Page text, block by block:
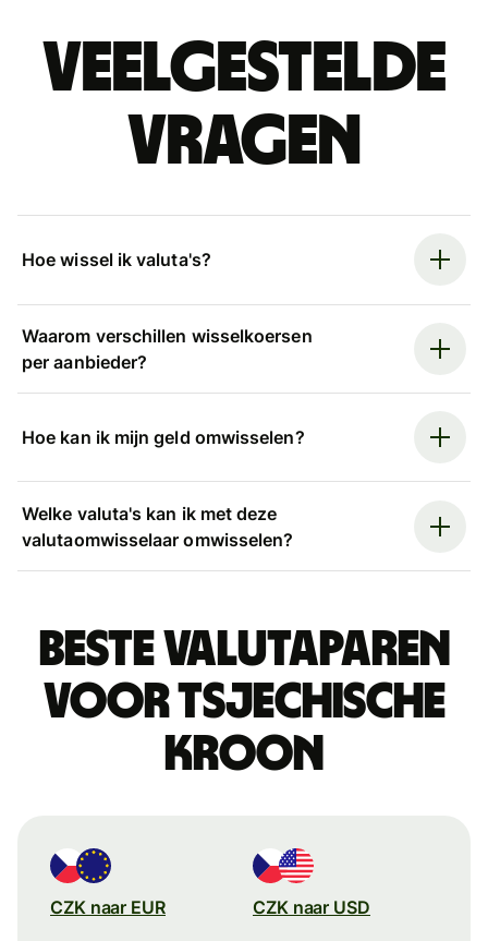
Veelgestelde
vragen
Hoe wissel ik valuta's?
Waarom verschillen wisselkoersen
per aanbieder?
Hoe kan ik mijn geld omwisselen?
Welke valuta's kan ik met deze
valutaomwisselaar omwisselen?
Beste valutaparen
voor Tsjechische
kroon
CZK naar EUR CZK naar USD